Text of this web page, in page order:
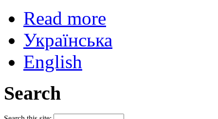
Read more
Українська
English
Search